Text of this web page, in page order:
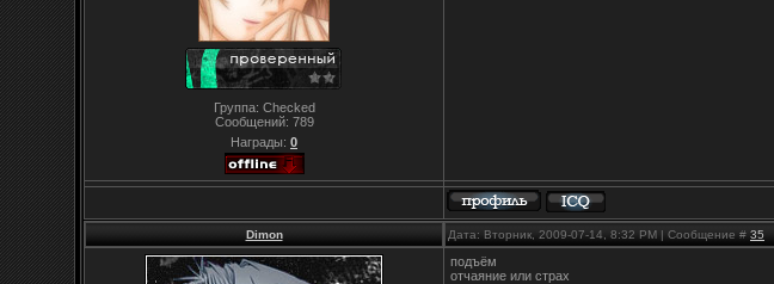
Группа: Checked
Сообщений: 789
Награды: 0
Dimon Дата: Вторник, 2009-07-14, 8:32 PM | Сообщение # 35
подъём
отчаяние или страх